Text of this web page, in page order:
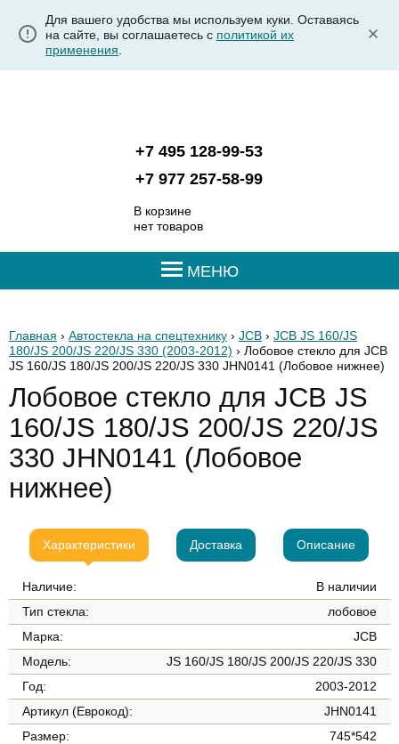
Для вашего удобства мы используем куки. Оставаясь
на сайте, вы соглашаетесь с политикой их
применения
+7 495 128-99-53
+7 977 257-58-99
В корзине
нет товаров
МЕНЮ
Главная › Автостекла на спецтехнику › JCB › JCB JS 160/JS
180/JS 200/JS 220/JS 330 (2003-2012) › Лобовое стекло для JCB
JS 160/JS 180/JS 200/JS 220/JS 330 JHN0141 (Лобовое нижнее)
Лобовое стекло для JCB JS
160/JS 180/JS 200/JS 220/JS
330 JHN0141 (Лобовое
нижнее)
Характеристики Доставка Описание
Наличие:
В наличии
Тип стекла:
лобовое
Марка:
JCB
Модель:
JS 160/JS 180/JS 200/JS 220/JS 330
Год:
2003-2012
Артикул (Еврокод):
JHN0141
Размер:
745*542